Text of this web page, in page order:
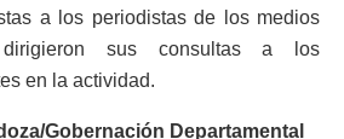
a los periodistas de los medios
dirigieron sus consultas a los
en la actividad.
Gobernación Departamental